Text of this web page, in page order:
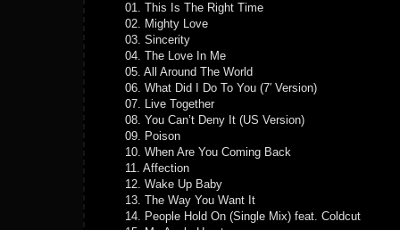
01. This Is The Right Time
02. Mighty Love
03. Sincerity
04. The Love In Me
05. All Around The World
06. What Did I Do To You (7′ Version)
07. Live Together
08. You Can’t Deny It (US Version)
09. Poison
10. When Are You Coming Back
11. Affection
12. Wake Up Baby
13. The Way You Want It
14. People Hold On (Single Mix) feat. Coldcut